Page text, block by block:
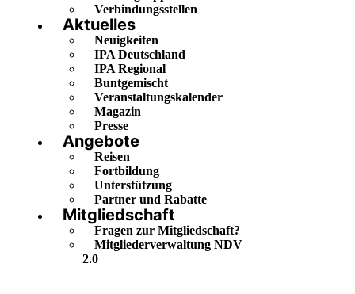
Verbindungsstellen
Aktuelles
Neuigkeiten
IPA Deutschland
IPA Regional
Buntgemischt
Veranstaltungskalender
Magazin
Presse
Angebote
Reisen
Fortbildung
Unterstützung
Partner und Rabatte
Mitgliedschaft
Fragen zur Mitgliedschaft?
Mitgliederverwaltung NDV
2.0